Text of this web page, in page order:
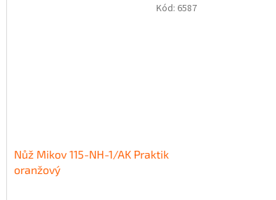
Nůž Mikov 115-NH-1/AK Praktik
oranžový
Kód: 6587